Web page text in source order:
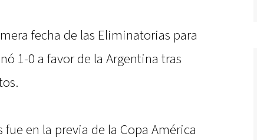
fecha de las Eliminatorias para
1-0 a favor de la Argentina tras
en la previa de la Copa América